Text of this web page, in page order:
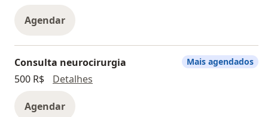
Agendar
Consulta neurocirurgia
500 R$
Detalhes
Agendar
Mais agendados